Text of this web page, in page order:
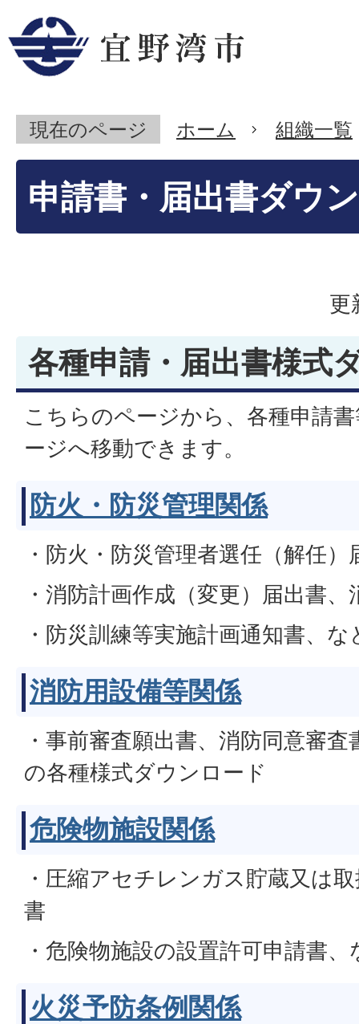
現在のページ ホーム 組織一覧
申請書・届出書ダウ
更
各種申請・届出書様式
こちらのページから、各種申請
ージへ移動できます。
防火・防災管理関係
・防火・防災管理者選任（解任）
・消防計画作成（変更）届出書
・防災訓練等実施計画通知書、な
消防用設備等関係
・事前審査願出書、消防同意審
の各種様式ダウンロード
危険物施設関係
・圧縮アセチレンガス貯蔵又は
書
・危険物施設の設置許可申請書、
火災予防条例関係